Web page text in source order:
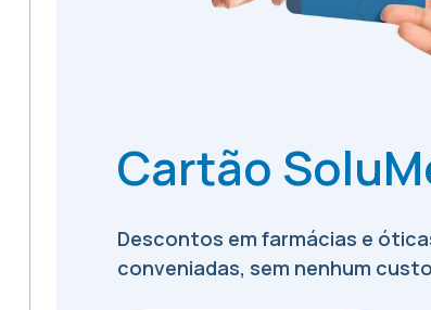
Cartão
Descontos em farmácias e
conveniadas, sem nenhum